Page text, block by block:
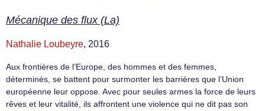
Mécanique des flux (La)
Nathalie Loubeyre, 2016
Aux frontières de l’Europe, des hommes et des femmes,
déterminés, se battent pour surmonter les barrières que l’Union
européenne leur oppose. Avec pour seules armes la force de leurs
rêves et leur vitalité, ils affrontent une violence qui ne dit pas son